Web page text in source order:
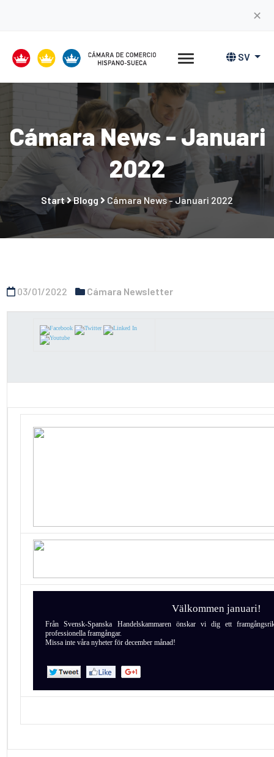
✕
SV
Cámara News - Januari
2022
Start Blogg Cámara News - Januari 2022
03/01/2022 Cámara Newsletter
Välkommen januari!
Från Svensk-Spanska Handelskammaren önskar vi dig ett
professionella framgångar.
Missa inte våra nyheter för december månad!